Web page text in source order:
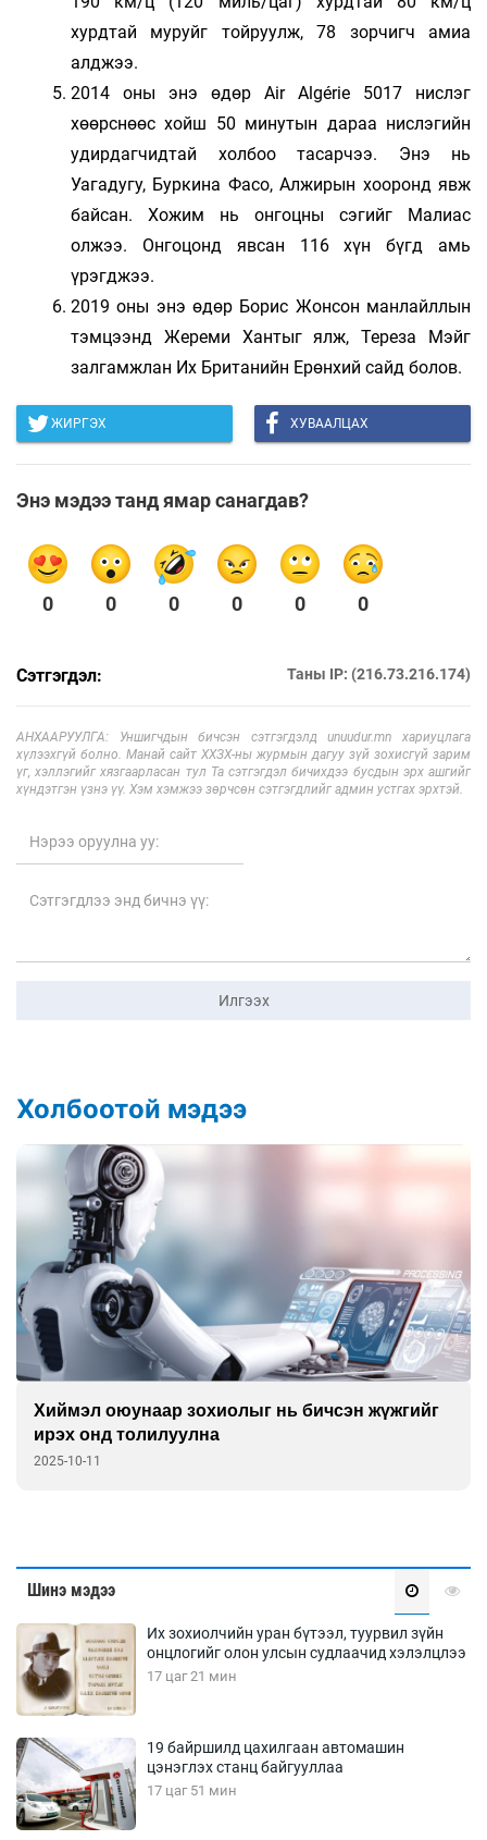
хурдтай муруйг тойруулж, 78 зорчигч амиа
алджээ.
2014 оны энэ өдөр Air Algérie 5017 нислэг
хөөрснөөс хойш 50 минутын дараа нислэгийн
удирдагчидтай холбоо тасарчээ. Энэ нь
Уагадугу, Буркина Фасо, Алжирын хооронд явж
байсан. Хожим нь онгоцны сэгийг Малиас
олжээ. Онгоцонд явсан 116 хүн бүгд амь
үрэгджээ.
2019 оны энэ өдөр Борис Жонсон манлайллын
тэмцээнд Жереми Хантыг ялж, Тереза ​​Мэйг
залгамжлан Их Британийн Ерөнхий сайд болов.
ЖИРГЭХ ХУВААЛЦАХ
Энэ мэдээ танд ямар санагдав?
0 0 0 0 0 0
Сэтгэгдэл: Таны IP: (216.73.216.174)
АНХААРУУЛГА: Уншигчдын бичсэн сэтгэгдэлд unuudur.mn хариуцлага
хүлээхгүй болно. Манай сайт ХХЗХ-ны журмын дагуу зүй зохисгүй зарим
үг, хэллэгийг хязгаарласан тул Та сэтгэгдэл бичихдээ бусдын эрх ашгийг
хүндэтгэн үзнэ үү. Хэм хэмжээ зөрчсөн сэтгэгдлийг админ устгах эрхтэй.
Илгээх
Холбоотой мэдээ
Хиймэл оюунаар зохиолыг нь бичсэн жүжгийг
ирэх онд толилуулна
2025-10-11
Шинэ мэдээ
Их зохиолчийн уран бүтээл, туурвил зүйн
онцлогийг олон улсын судлаачид хэлэлцлээ
17 цаг 21 мин
19 байршилд цахилгаан автомашин
цэнэглэх станц байгууллаа
17 цаг 51 мин